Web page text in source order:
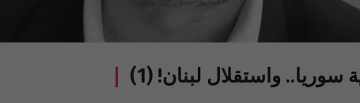
واستقلال لبنان! (1)